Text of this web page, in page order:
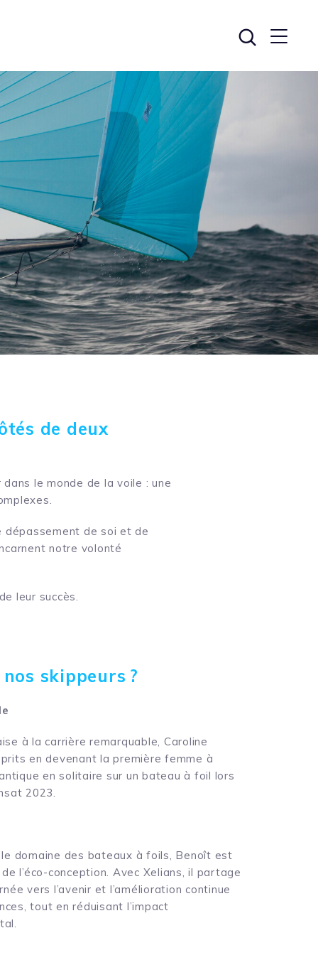
de deux
le monde de la voile : une
dépassement de soi et de
notre volonté
leur succès.
skippeurs ?
à la carrière remarquable, Caroline
en devenant la première femme à
en solitaire sur un bateau à foil lors
2023.
domaine des bateaux à foils, Benoît est
l’éco-conception. Avec Xelians, il partage
vers l’avenir et l’amélioration continue
tout en réduisant l’impact